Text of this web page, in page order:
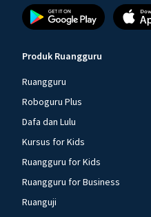
Produk Ruangguru
Ruangguru
Roboguru Plus
Dafa dan Lulu
Kursus for Kids
Ruangguru for Kids
Ruangguru for Business
Ruanguji